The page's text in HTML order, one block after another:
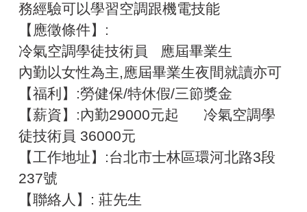
務經驗可以學習空調跟機電技能
【應徵條件】:
冷氣空調學徒技術員 應屆畢業生
內勤以女性為主,應屆畢業生夜間就讀亦可
【福利】:勞健保/特休假/三節獎金
【薪資】:內勤29000元起 冷氣空調學
徒技術員 36000元
【工作地址】:台北市士林區環河北路3段
237號
【聯絡人】: 莊先生